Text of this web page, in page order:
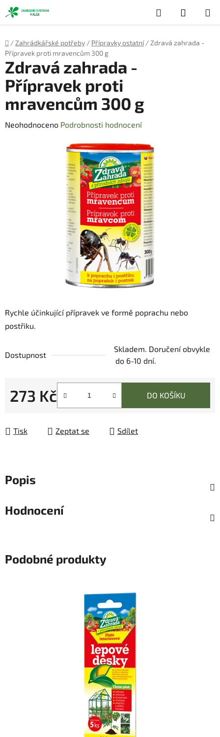
Přejít
na
obsah
Hledat
KOŠÍK
Domů
/ Zahrádkářské potřeby / Přípravky ostatní / Zdravá zahrada -
Přípravek proti mravencům 300 g
Rychle účinkující přípravek ve formě poprachu nebo
postřiku.
Dostupnost
Skladem. Doručení obvykle
do 6-10 dní.
273 Kč DO KOŠÍKU
Tisk Zeptat se Sdílet
Zdravá zahrada -
Přípravek proti
mravencům 300 g
Průměrné
Neohodnoceno Podrobnosti hodnocení
Popis
Hodnocení
Podobné produkty